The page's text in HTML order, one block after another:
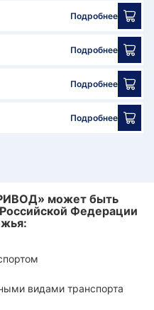
Подробнее
Подробнее
Подробнее
Подробнее
может быть
Федерации
видами транспорта